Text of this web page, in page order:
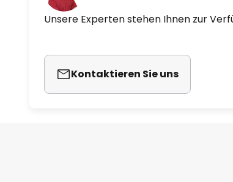
Unsere Experten stehen Ihnen zur
Kontaktieren Sie uns